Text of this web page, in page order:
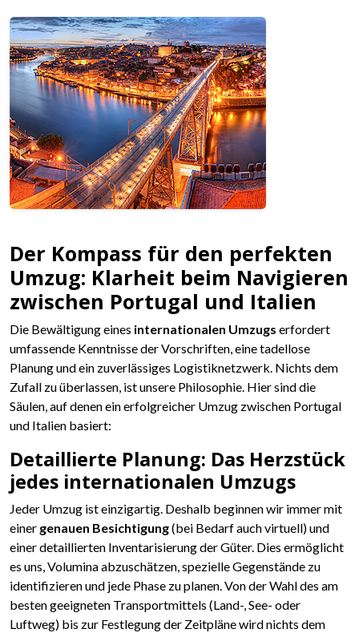
Der Kompass für den perfekten
Umzug: Klarheit beim Navigieren
zwischen Portugal und Italien
Die Bewältigung eines internationalen Umzugs erfordert
umfassende Kenntnisse der Vorschriften, eine tadellose
Planung und ein zuverlässiges Logistiknetzwerk. Nichts dem
Zufall zu überlassen, ist unsere Philosophie. Hier sind die
Säulen, auf denen ein erfolgreicher Umzug zwischen Portugal
und Italien basiert:
Detaillierte Planung: Das Herzstück
jedes internationalen Umzugs
Jeder Umzug ist einzigartig. Deshalb beginnen wir immer mit
einer genauen Besichtigung(bei Bedarf auch virtuell) und
einer detaillierten Inventarisierung der Güter. Dies ermöglicht
es uns, Volumina abzuschätzen, spezielle Gegenstände zu
identifizieren und jede Phase zu planen. Von der Wahl des am
besten geeigneten Transportmittels (Land-, See- oder
Luftweg) bis zur Festlegung der Zeitpläne wird nichts dem